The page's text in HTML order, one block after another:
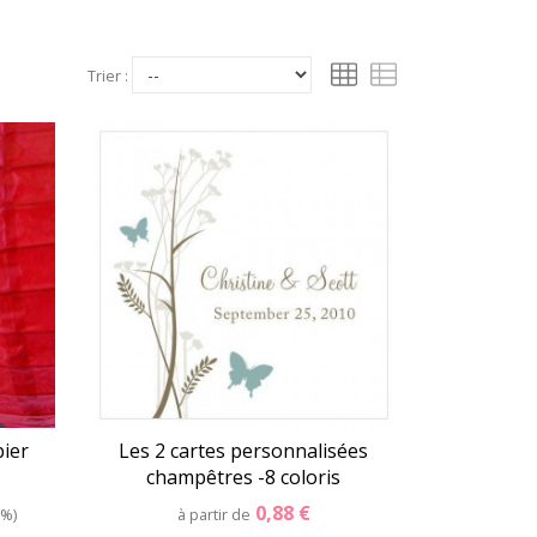
décoration de mariage originale : jaune/noir,
marine... Ces couleurs pourront s'associer à
en fuchsia, jaune et orange dans un style
clair pour une décoration de baptême dans un
de thèmes à associer à vos couleurs
Trier :
Les 2 cartes personnalisées
champêtres -8 coloris
à partir de 0,88 €